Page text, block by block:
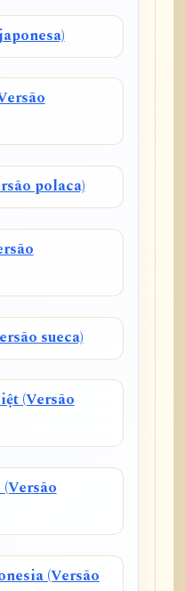
polaca)
sueca)
(Versão
(Versão